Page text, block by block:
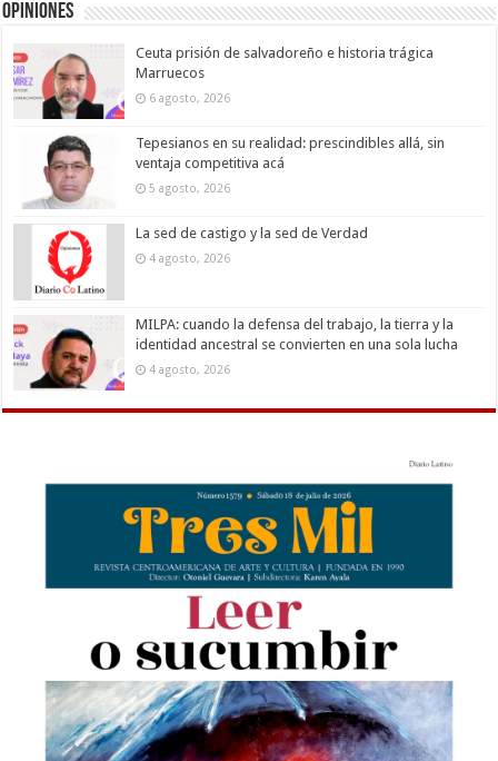
Opiniones
Ceuta prisión de salvadoreño e historia trágica
Marruecos
6 agosto, 2026
Tepesianos en su realidad: prescindibles allá, sin
ventaja competitiva acá
5 agosto, 2026
La sed de castigo y la sed de Verdad
4 agosto, 2026
MILPA: cuando la defensa del trabajo, la tierra y la
identidad ancestral se convierten en una sola lucha
4 agosto, 2026